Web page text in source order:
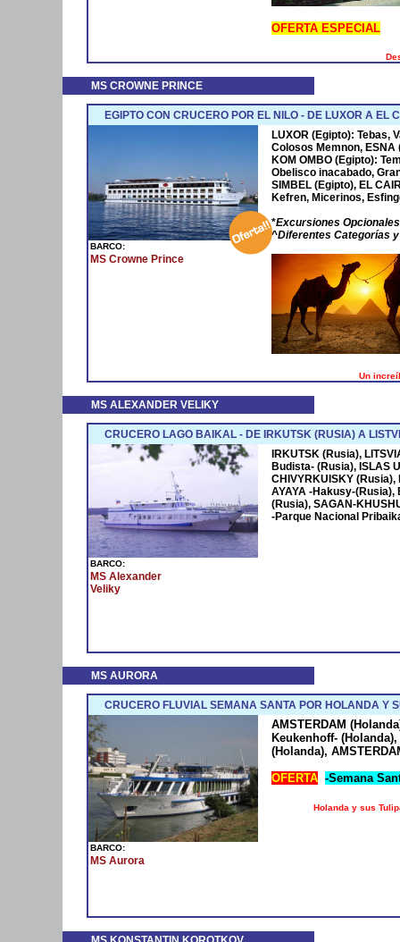
OFERTA ESPECIAL
MS CROWNE PRINCE
EGIPTO CON CRUCERO POR EL NILO - DE LUXOR A EL
BARCO:
MS Crowne Prince
LUXOR (Egipto): Tebas,
Colosos Memnon, ESNA
KOM OMBO (Egipto):
Obelisco inacabado,
SIMBEL (Egipto), EL
Kefren, Micerinos,
*Excursiones Opcionales
^Diferentes Categorías
Un
MS ALEXANDER VELIKY
CRUCERO LAGO BAIKAL - DE IRKUTSK (RUSIA) A
BARCO:
MS Alexander
Veliky
IRKUTSK (Rusia),
Budista- (Rusia), ISLAS
CHIVYRKUISKY
AYAYA -Hakusy-(Rusia),
(Rusia), SAGAN-
-Parque Nacional
MS AURORA
CRUCERO FLUVIAL SEMANA SANTA POR HOLANDA Y
BARCO:
MS Aurora
AMSTERDAM
Keukenhoff-
(Holanda),
OFERTA -Semana
Holanda y sus